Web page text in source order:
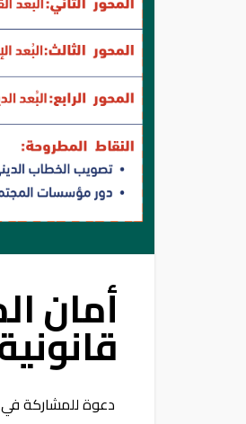
أمان
دعوة للمشاركة